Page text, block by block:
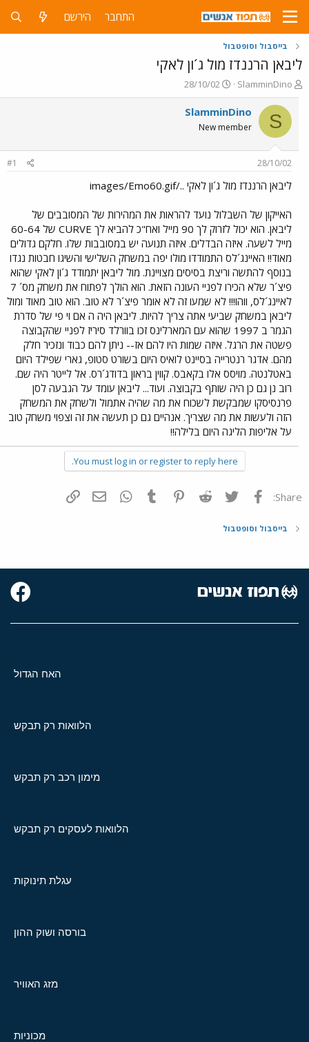
התחבר הירשם
בייסבול וסופטבול
ליבאן הרננדז מול ג´ון לאקי
פ
ו
ת
ח
ה
ש
א
SlamminDino
פ
ו
ר
ם
ר
28/10/02
S
SlamminDino
New member
28/10/02
#1
ליבאן הרננדז מול ג´ון לאקי ../images/Emo60.gif
האייקון של השבלול נועד להראות את המהירות של המסובבים של
ליבאן. הוא יכול לזרוק לך 90 מייל ואח"כ להביא לך CURVE של 60-64
מייל לשעה. איזה הבדלים. איזה תנועה יש במסובבות שלו. חלקם גדולים
מאוד!! האיינג´לס התמודדו מולו יפה במשחק השלישי והשיגו חבטות נגדו
בנוסף להתשה וריצת בסיסים מצויינת. מול ליבאן יתמודד ג´ון לאקי שהוא
פיצ´ר שלא הכירו לפניי העונה הזאת. הוא הולך לפתוח את משחק מס´ 7
לאיינג´לס, ווהו!!! לא שמעו זה לא אומר פיצ´ר לא טוב. הוא טוב מאוד ומול
ליבאן במשחק שביעי אתה צריך להיות. ליבאן היה ה אם וי פי של סדרת
הגמר ב 1997 שהוא עם המארלינס זכו בוורלד סיריז לפניי שהקבוצה
פשטה את הרגל. איזה שמות היו להם אז-- ניתן להם כבוד ונזכיר חלק
מהם. אדגר רנטרייה בסיינט לואיס היום בשורט סטופ, גארי שפילד היום
באטלנטה. מויסס אלו בקאבס. קווין בראון בדודג´רס. אל לייטר היה שם.
רוב נן גם כן היה שותף בקבוצה. ועוד... ליבאן עומד על הגבעה לסן
פרנסיסקו שמבקשת לשכוח את מה שהיה אתמול ולשחק את המשחק
הזה ולעשות את מה שצריך. אנהיים גם כן תעשה את זה וצפוי משחק טוב
על אליפות הליגה היום בלילה!!
You must log in or register to reply here.
Share: פייסבוק Twitter
Reddit
Pinterest
Tumblr
WhatsAppדואר אלקטרוני
בייסבול וסופטבול
האח הגדול
הלוואות רק תבקש
מימון רכב רק תבקש
הלוואות לעסקים רק תבקש
עגלת תינוקות
בורסה ושוק ההון
מזג האוויר
מכוניות